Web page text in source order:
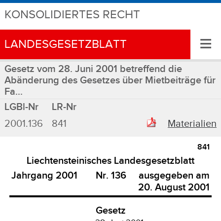
KONSOLIDIERTES RECHT
LANDESGESETZBLATT ≡
Gesetz vom 28. Juni 2001 betreffend die
Abänderung des Gesetzes über Mietbeiträge für
Fa...
LGBl-Nr
LR-Nr
2001.136
841 Materialien